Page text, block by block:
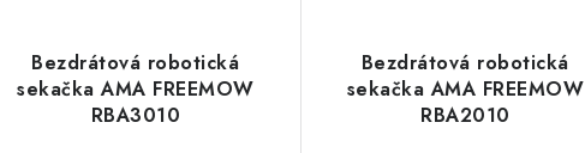
e
n
Bezdrátová robotická
sekačka AMA FREEMOW
RBA3010
Bezdrátová robotická
sekačka AMA FREEMOW
RBA2010